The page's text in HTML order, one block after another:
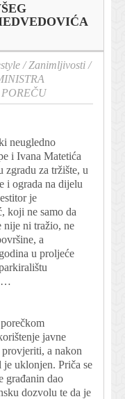
/Zanimljivosti /
neugledno
i Ivana Matetića
zgradu za tržište, u
i ograda na dijelu
je
koji ne samo da
nije ni tražio, ne
a
u proljeće
javne
a nakon
uklonjen. Priča se
građanin dao
dozvolu te da je